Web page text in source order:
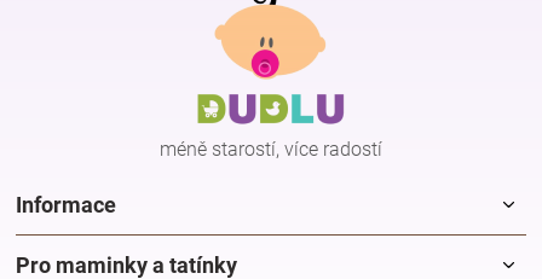
méně starostí, více radostí
Informace
Pro maminky a tatínky